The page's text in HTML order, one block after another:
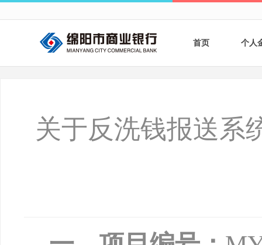
首页 个人
银
关于反洗钱报送系